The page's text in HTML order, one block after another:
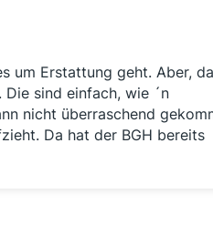
um Erstattung geht. Aber,
sind einfach, wie ´n
nicht überraschend
Da hat der BGH bereits